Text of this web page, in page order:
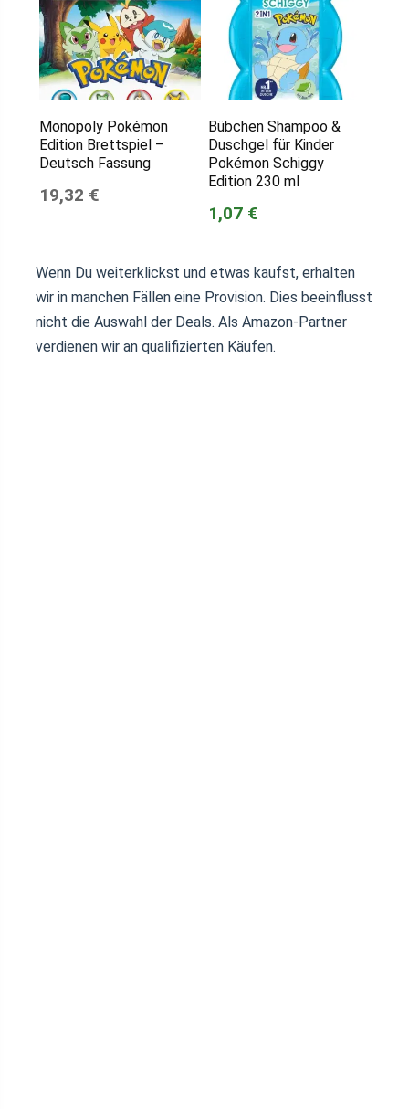
Monopoly Pokémon
Edition Brettspiel –
Deutsch Fassung
19,32 €
Bübchen Shampoo &
Duschgel für Kinder
Pokémon Schiggy
Edition 230 ml
1,07 €
Wenn Du weiterklickst und etwas kaufst, erhalten
wir in manchen Fällen eine Provision. Dies beeinflusst
nicht die Auswahl der Deals. Als Amazon-Partner
verdienen wir an qualifizierten Käufen.